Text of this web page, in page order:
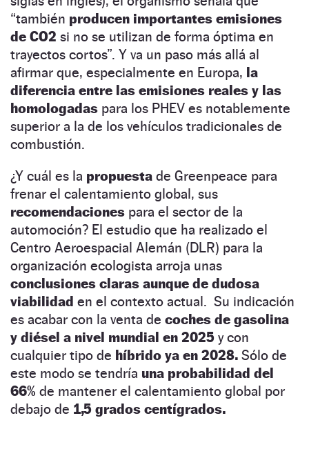
“también producen importantes emisiones
de CO2 si no se utilizan de forma óptima en
trayectos cortos”. Y va un paso más allá al
afirmar que, especialmente en Europa, la
diferencia entre las emisiones reales y las
homologadas para los PHEV es notablemente
superior a la de los vehículos tradicionales de
combustión.
¿Y cuál es la propuesta de Greenpeace para
frenar el calentamiento global, sus
recomendaciones para el sector de la
automoción? El estudio que ha realizado el
Centro Aeroespacial Alemán (DLR) para la
organización ecologista arroja unas
conclusiones claras aunque de dudosa
viabilidad en el contexto actual. Su indicación
es acabar con la venta de coches de gasolina
y diésel a nivel mundial en 2025 y con
cualquier tipo de híbrido ya en 2028. Sólo de
este modo se tendría una probabilidad del
66% de mantener el calentamiento global por
debajo de 1,5 grados centígrados.